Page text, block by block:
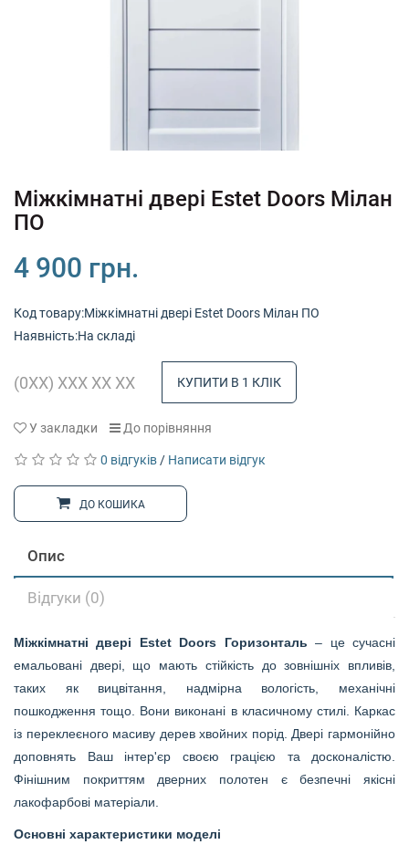
RU
Міжкімнатні двері Estet Doors Мілан
ПО
4 900 грн.
Код товару:Міжкімнатні двері Estet Doors Мілан ПО
Наявність:На складі
КУПИТИ В 1 КЛІК
У закладки До порівняння
0 відгуків / Написати відгук
ДО КОШИКА
Опис
Відгуки (0)
Міжкімнатні двері Estet Doors Горизонталь– це сучасні
емальовані двері, що мають стійкість до зовнішніх впливів,
таких як вицвітання, надмірна вологість, механічні
пошкодження тощо. Вони виконані в класичному стилі. Каркас
із переклеєного масиву дерев хвойних порід. Двері гармонійно
доповнять Ваш інтер'єр своєю грацією та досконалістю.
Фінішним покриттям дверних полотен є безпечні якісні
лакофарбові матеріали.
Основні характеристики моделі